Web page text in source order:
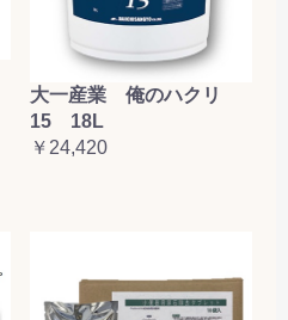
カートへ進む
大一産業 俺のハクリ
15 18L
￥24,420